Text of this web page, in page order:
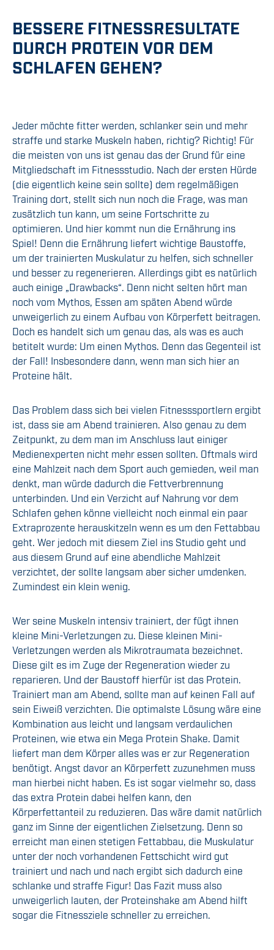
BESSERE FITNESSRESULTATE
DURCH PROTEIN VOR DEM
SCHLAFEN GEHEN?
Jeder möchte fitter werden, schlanker sein und mehr
straffe und starke Muskeln haben, richtig? Richtig! Für
die meisten von uns ist genau das der Grund für eine
Mitgliedschaft im Fitnessstudio. Nach der ersten Hürde
(die eigentlich keine sein sollte) dem regelmäßigen
Training dort, stellt sich nun noch die Frage, was man
zusätzlich tun kann, um seine Fortschritte zu
optimieren. Und hier kommt nun die Ernährung ins
Spiel! Denn die Ernährung liefert wichtige Baustoffe,
um der trainierten Muskulatur zu helfen, sich schneller
und besser zu regenerieren. Allerdings gibt es natürlich
auch einige „Drawbacks“. Denn nicht selten hört man
noch vom Mythos, Essen am späten Abend würde
unweigerlich zu einem Aufbau von Körperfett beitragen.
Doch es handelt sich um genau das, als was es auch
betitelt wurde: Um einen Mythos. Denn das Gegenteil ist
der Fall! Insbesondere dann, wenn man sich hier an
Proteine hält.
Das Problem dass sich bei vielen Fitnesssportlern ergibt
ist, dass sie am Abend trainieren. Also genau zu dem
Zeitpunkt, zu dem man im Anschluss laut einiger
Medienexperten nicht mehr essen sollten. Oftmals wird
eine Mahlzeit nach dem Sport auch gemieden, weil man
denkt, man würde dadurch die Fettverbrennung
unterbinden. Und ein Verzicht auf Nahrung vor dem
Schlafen gehen könne vielleicht noch einmal ein paar
Extraprozente herauskitzeln wenn es um den Fettabbau
geht. Wer jedoch mit diesem Ziel ins Studio geht und
aus diesem Grund auf eine abendliche Mahlzeit
verzichtet, der sollte langsam aber sicher umdenken.
Zumindest ein klein wenig.
Wer seine Muskeln intensiv trainiert, der fügt ihnen
kleine Mini-Verletzungen zu. Diese kleinen Mini-
Verletzungen werden als Mikrotraumata bezeichnet.
Diese gilt es im Zuge der Regeneration wieder zu
reparieren. Und der Baustoff hierfür ist das Protein.
Trainiert man am Abend, sollte man auf keinen Fall auf
sein Eiweiß verzichten. Die optimalste Lösung wäre eine
Kombination aus leicht und langsam verdaulichen
Proteinen, wie etwa ein Mega Protein Shake. Damit
liefert man dem Körper alles was er zur Regeneration
benötigt. Angst davor an Körperfett zuzunehmen muss
man hierbei nicht haben. Es ist sogar vielmehr so, dass
das extra Protein dabei helfen kann, den
Körperfettanteil zu reduzieren. Das wäre damit natürlich
ganz im Sinne der eigentlichen Zielsetzung. Denn so
erreicht man einen stetigen Fettabbau, die Muskulatur
unter der noch vorhandenen Fettschicht wird gut
trainiert und nach und nach ergibt sich dadurch eine
schlanke und straffe Figur! Das Fazit muss also
unweigerlich lauten, der Proteinshake am Abend hilft
sogar die Fitnessziele schneller zu erreichen.